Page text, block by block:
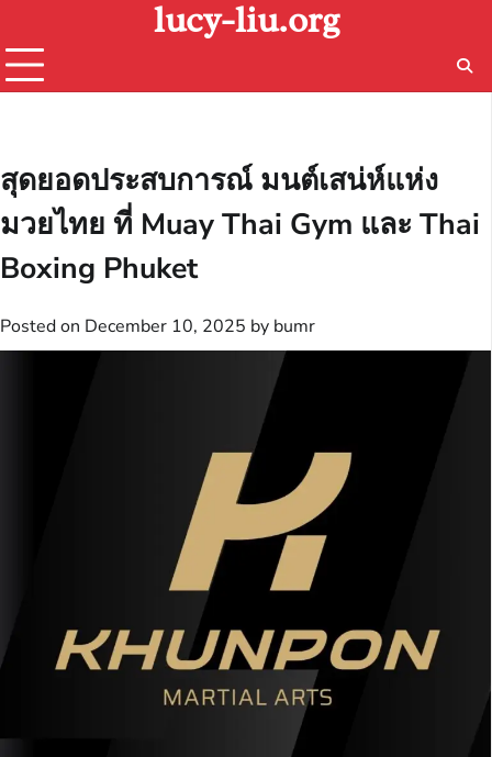
content
lucy-liu.org
สุดยอดประสบการณ์ มนต์เสน่ห์แห่ง
มวยไทย ที่ Muay Thai Gym และ Thai
Boxing Phuket
Posted on December 10, 2025 by bumr